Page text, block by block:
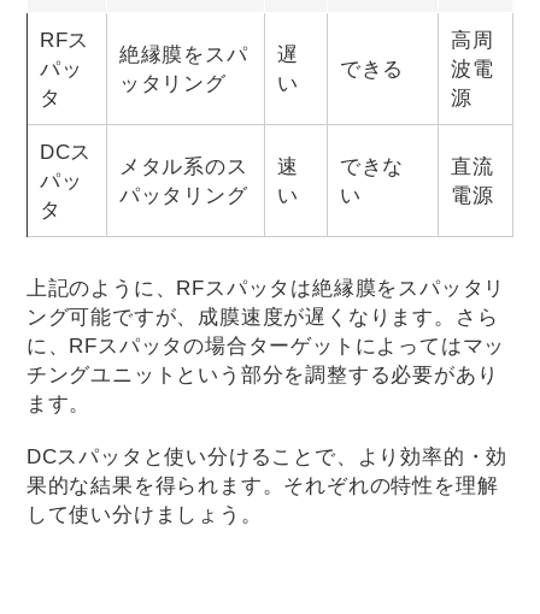
RFス
パッ
タ
絶縁膜をスパ
ッタリング
遅
い
できる
高周
波電
源
DCス
パッ
タ
メタル系のス
パッタリング
速
い
できな
い
直流
電源
上記のように、RFスパッタは絶縁膜をスパッタリ
ング可能ですが、成膜速度が遅くなります。さら
に、RFスパッタの場合ターゲットによってはマッ
チングユニットという部分を調整する必要があり
ます。
DCスパッタと使い分けることで、より効率的・効
果的な結果を得られます。それぞれの特性を理解
して使い分けましょう。